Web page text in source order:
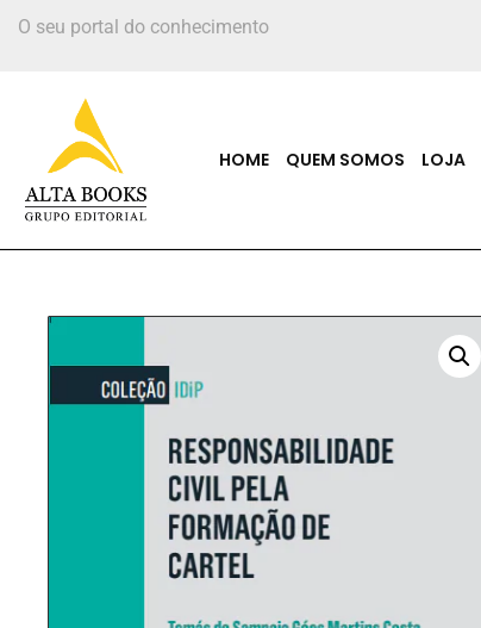
O seu portal do conhecimento
HOME QUEM SOMOS LOJA